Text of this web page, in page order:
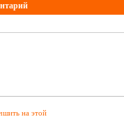
на этой